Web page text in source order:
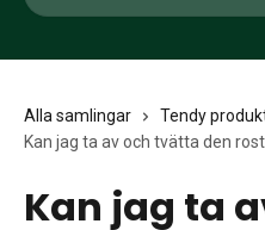
Alla samlingar Tendy
Kan jag ta av och tvätta den
Kan jag ta